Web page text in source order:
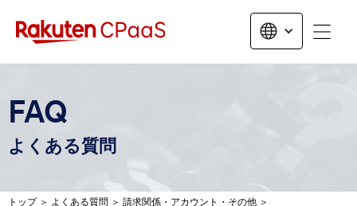
無料トライアルお申し込み
FAQ
よくある質問
トップ ＞ よくある質問 ＞ 請求関係・アカウント・その他 ＞